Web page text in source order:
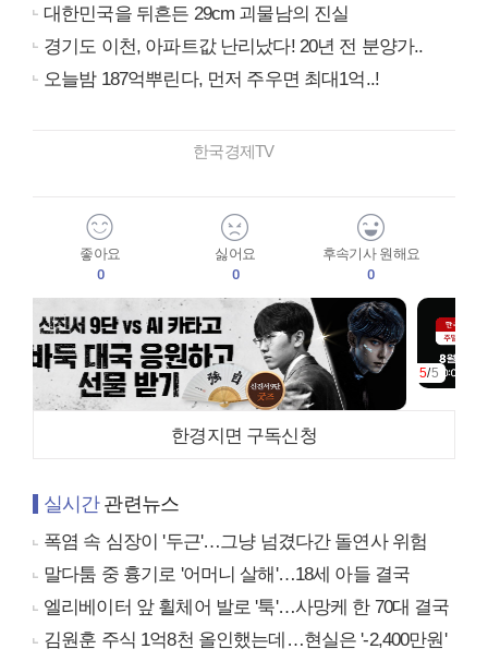
대한민국을 뒤흔든 29cm 괴물남의 진실
경기도 이천, 아파트값 난리났다! 20년 전 분양가..
오늘밤 187억뿌린다, 먼저 주우면 최대1억..!
한국경제TV
좋아요
0
싫어요
0
후속기사 원해요
0
5/5
한경지면 구독신청
실시간관련뉴스
폭염 속 심장이 '두근'…그냥 넘겼다간 돌연사 위험
말다툼 중 흉기로 '어머니 살해'…18세 아들 결국
엘리베이터 앞 휠체어 발로 '툭'…사망케 한 70대 결국
김원훈 주식 1억8천 올인했는데…현실은 '-2,400만원'